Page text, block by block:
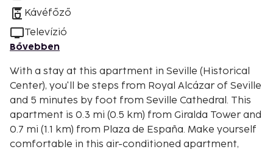
Kávéfőző
Televízió
Bővebben
With a stay at this apartment in Seville (Historical
Center), you'll be steps from Royal Alcázar of Seville
and 5 minutes by foot from Seville Cathedral. This
apartment is 0.3 mi (0.5 km) from Giralda Tower and
0.7 mi (1.1 km) from Plaza de España. Make yourself
comfortable in this air-conditioned apartment,